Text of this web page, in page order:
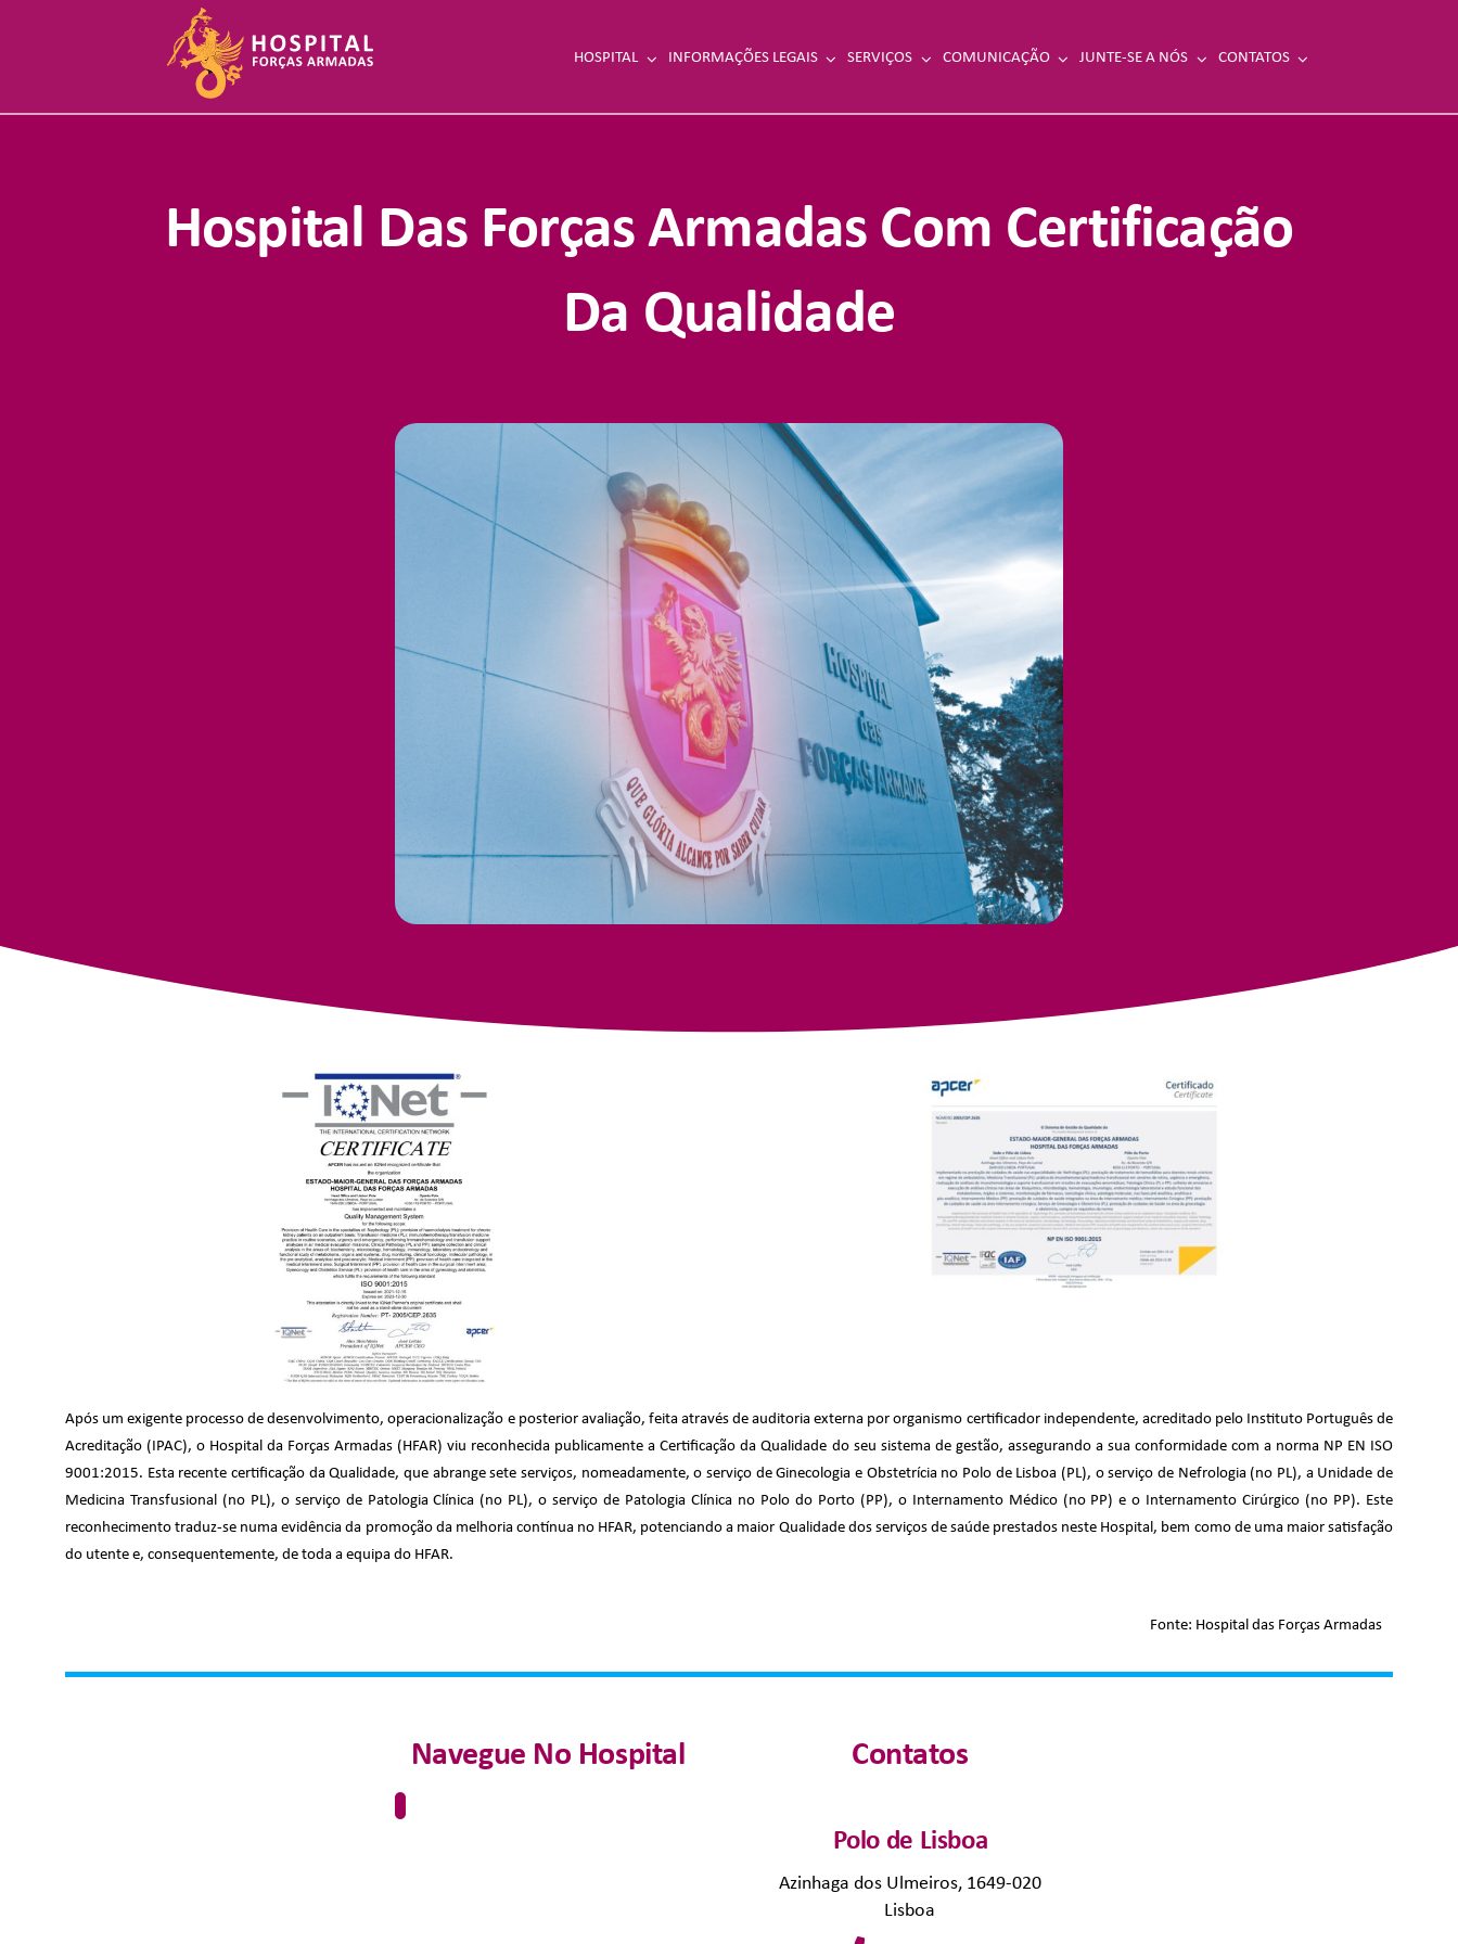
HOSPITAL INFORMAÇÕES LEGAIS SERVIÇOS COMUNICAÇÃO JUNTE-SE A NÓS CONTATOS
Hospital Das Forças Armadas Com Certificação
Da Qualidade
Após um exigente processo de desenvolvimento, operacionalização e posterior avaliação, feita através de auditoria externa por organismo certificador independente, acreditado pelo Instituto Português de
Acreditação (IPAC), o Hospital da Forças Armadas (HFAR) viu reconhecida publicamente a Certificação da Qualidade do seu sistema de gestão, assegurando a sua conformidade com a norma NP EN ISO
9001:2015. Esta recente certificação da Qualidade, que abrange sete serviços, nomeadamente, o serviço de Ginecologia e Obstetrícia no Polo de Lisboa (PL), o serviço de Nefrologia (no PL), a Unidade de
Medicina Transfusional (no PL), o serviço de Patologia Clínica (no PL), o serviço de Patologia Clínica no Polo do Porto (PP), o Internamento Médico (no PP) e o Internamento Cirúrgico (no PP). Este
reconhecimento traduz-se numa evidência da promoção da melhoria contínua no HFAR, potenciando a maior Qualidade dos serviços de saúde prestados neste Hospital, bem como de uma maior satisfação
do utente e, consequentemente, de toda a equipa do HFAR.
Fonte: Hospital das Forças Armadas
Navegue No Hospital Contatos
Polo de Lisboa
Azinhaga dos Ulmeiros, 1649-020
Lisboa